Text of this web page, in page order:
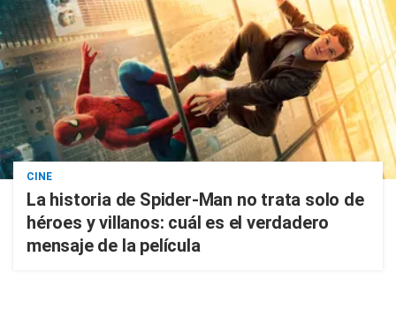
CINE
La historia de Spider-Man no trata solo de
héroes y villanos: cuál es el verdadero
mensaje de la película